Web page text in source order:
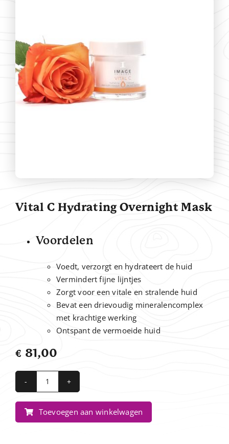
Vital C Hydrating Overnight Mask
Voordelen
Voedt, verzorgt en hydrateert de huid
Vermindert fijne lijntjes
Zorgt voor een vitale en stralende huid
Bevat een drievoudig mineralencomplex
met krachtige werking
Ontspant de vermoeide huid
€ 81,00
Vital
C
Hydrating
Overnight
Toevoegen aan winkelwagen